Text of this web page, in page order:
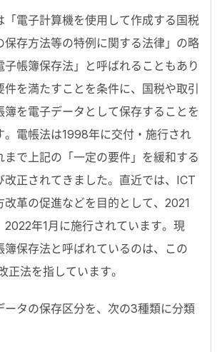
「電子計算機を使用して作成する国税
保存方法等の特例に関する法律」の略
子帳簿保存法」と呼ばれることもあり
件を満たすことを条件に、国税や取引
簿を電子データとして保存することを
。電帳法は1998年に交付・施行され
まで上記の「一定の要件」を緩和する
改正されてきました。直近では、ICT
改革の促進などを目的として、2021
2022年1月に施行されています。現
簿保存法と呼ばれているのは、この
正法を指しています。
ータの保存区分を、次の3種類に分類